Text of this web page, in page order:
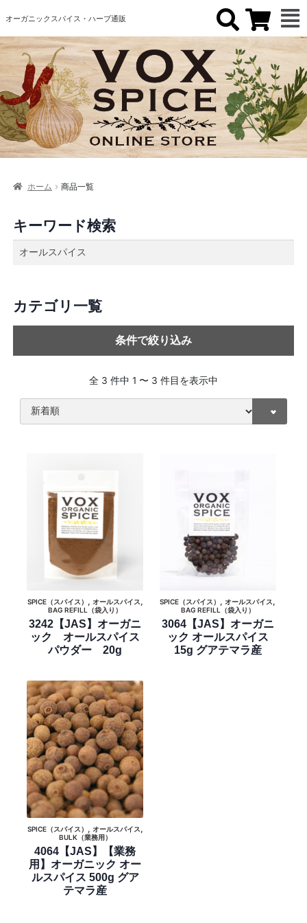
オーガニックスパイス・ハーブ通販
ホーム 商品一覧
キーワード検索
カテゴリ一覧
条件で絞り込み
全 3 件中 1 〜 3 件目を表示中
SPICE（スパイス） , オールスパイス,
BAG REFILL（袋入り）
3242【JAS】オーガニ
ック オールスパイス
パウダー 20g
SPICE（スパイス） ,オールスパイス,
BAG REFILL（袋入り）
3064【JAS】オーガニ
ック オールスパイス
15g グアテマラ産
SPICE（スパイス） , オールスパイス,
BULK（業務用）
4064【JAS】【業務
用】オーガニック オー
ルスパイス 500g グア
テマラ産